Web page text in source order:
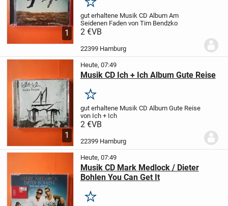
1
Merken
gut erhalteneMusik CD Album Am
Seidenen Fadenvon Tim Bendzko
2 €VB
22399 Hamburg
1
Heute, 07:49
Musik CD Ich + Ich Album Gute Reise
Merken
gut erhalteneMusik CD Album Gute Reise
von Ich + Ich
2 €VB
22399 Hamburg
Heute, 07:49
Musik CD Mark Medlock / Dieter
Bohlen You Can Get It
Merken